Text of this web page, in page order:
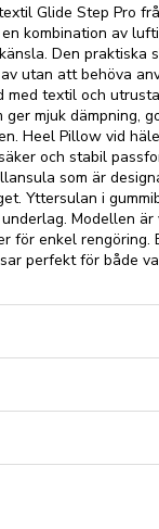
Glide Step Pro
kombination av
Den praktiska
utan att behöva
med textil och
ger mjuk dämpning,
Heel Pillow vid
och stabil
som är
Yttersulan i
Modellen är
för enkel rengöring.
perfekt för både